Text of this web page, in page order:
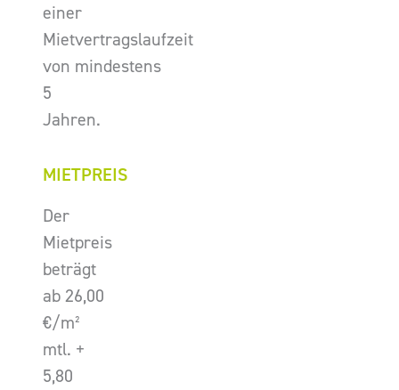
einer
Mietvertragslaufzeit
von mindestens
5
Jahren.
MIETPREIS
Der
Mietpreis
beträgt
ab 26,00
€/m²
mtl. +
5,80